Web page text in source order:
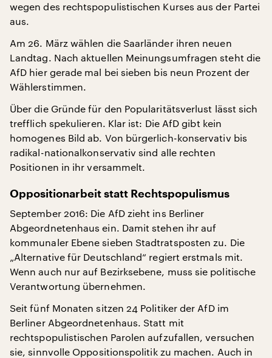
wegen des rechtspopulistischen Kurses aus der Partei
aus.
Am 26. März wählen die Saarländer ihren neuen
Landtag. Nach aktuellen Meinungsumfragen steht die
AfD hier gerade mal bei sieben bis neun Prozent der
Wählerstimmen.
Über die Gründe für den Popularitätsverlust lässt sich
trefflich spekulieren. Klar ist: Die AfD gibt kein
homogenes Bild ab. Von bürgerlich-konservativ bis
radikal-nationalkonservativ sind alle rechten
Positionen in ihr versammelt.
Oppositionarbeit statt Rechtspopulismus
September 2016: Die AfD zieht ins Berliner
Abgeordnetenhaus ein. Damit stehen ihr auf
kommunaler Ebene sieben Stadtratsposten zu. Die
„Alternative für Deutschland“ regiert erstmals mit.
Wenn auch nur auf Bezirksebene, muss sie politische
Verantwortung übernehmen.
Seit fünf Monaten sitzen 24 Politiker der AfD im
Berliner Abgeordnetenhaus. Statt mit
rechtspopulistischen Parolen aufzufallen, versuchen
sie, sinnvolle Oppositionspolitik zu machen. Auch in